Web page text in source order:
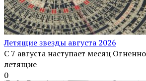
Летящие звезды августа 2026
С 7 августа наступает месяц
летящие
0